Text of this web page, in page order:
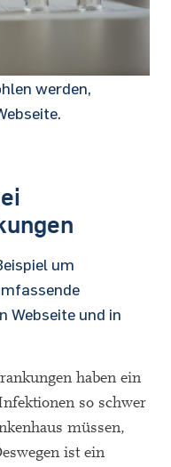
werden,
um
Webseite und in
haben ein
so schwer
müssen,
ist ein